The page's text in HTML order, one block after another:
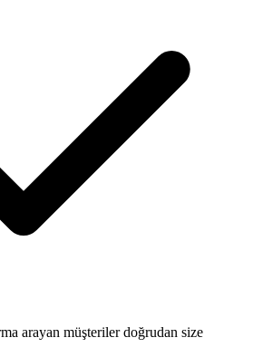
arayan müşteriler doğrudan size